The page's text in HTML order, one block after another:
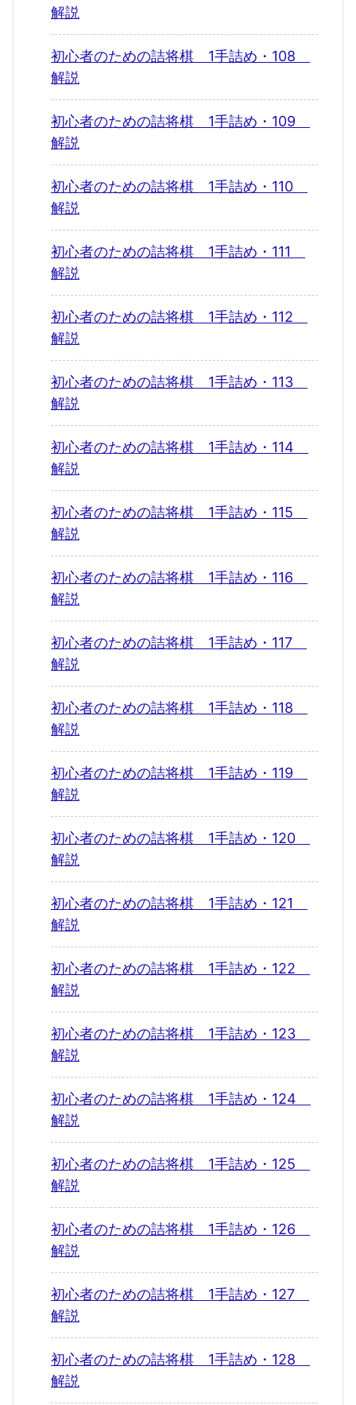
解説
初心者のための詰将棋 1手詰め・108
解説
初心者のための詰将棋 1手詰め・109
解説
初心者のための詰将棋 1手詰め・110
解説
初心者のための詰将棋 1手詰め・111
解説
初心者のための詰将棋 1手詰め・112
解説
初心者のための詰将棋 1手詰め・113
解説
初心者のための詰将棋 1手詰め・114
解説
初心者のための詰将棋 1手詰め・115
解説
初心者のための詰将棋 1手詰め・116
解説
初心者のための詰将棋 1手詰め・117
解説
初心者のための詰将棋 1手詰め・118
解説
初心者のための詰将棋 1手詰め・119
解説
初心者のための詰将棋 1手詰め・120
解説
初心者のための詰将棋 1手詰め・121
解説
初心者のための詰将棋 1手詰め・122
解説
初心者のための詰将棋 1手詰め・123
解説
初心者のための詰将棋 1手詰め・124
解説
初心者のための詰将棋 1手詰め・125
解説
初心者のための詰将棋 1手詰め・126
解説
初心者のための詰将棋 1手詰め・127
解説
初心者のための詰将棋 1手詰め・128
解説